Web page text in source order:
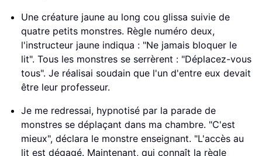
Une créature jaune au long cou glissa suivie de
quatre petits monstres. Règle numéro deux,
l'instructeur jaune indiqua : "Ne jamais bloquer le
lit". Tous les monstres se serrèrent : "Déplacez-vous
tous". Je réalisai soudain que l'un d'entre eux devait
être leur professeur.
Je me redressai, hypnotisé par la parade de
monstres se déplaçant dans ma chambre. "C'est
mieux", déclara le monstre enseignant. "L'accès au
lit est dégagé. Maintenant, qui connaît la règle